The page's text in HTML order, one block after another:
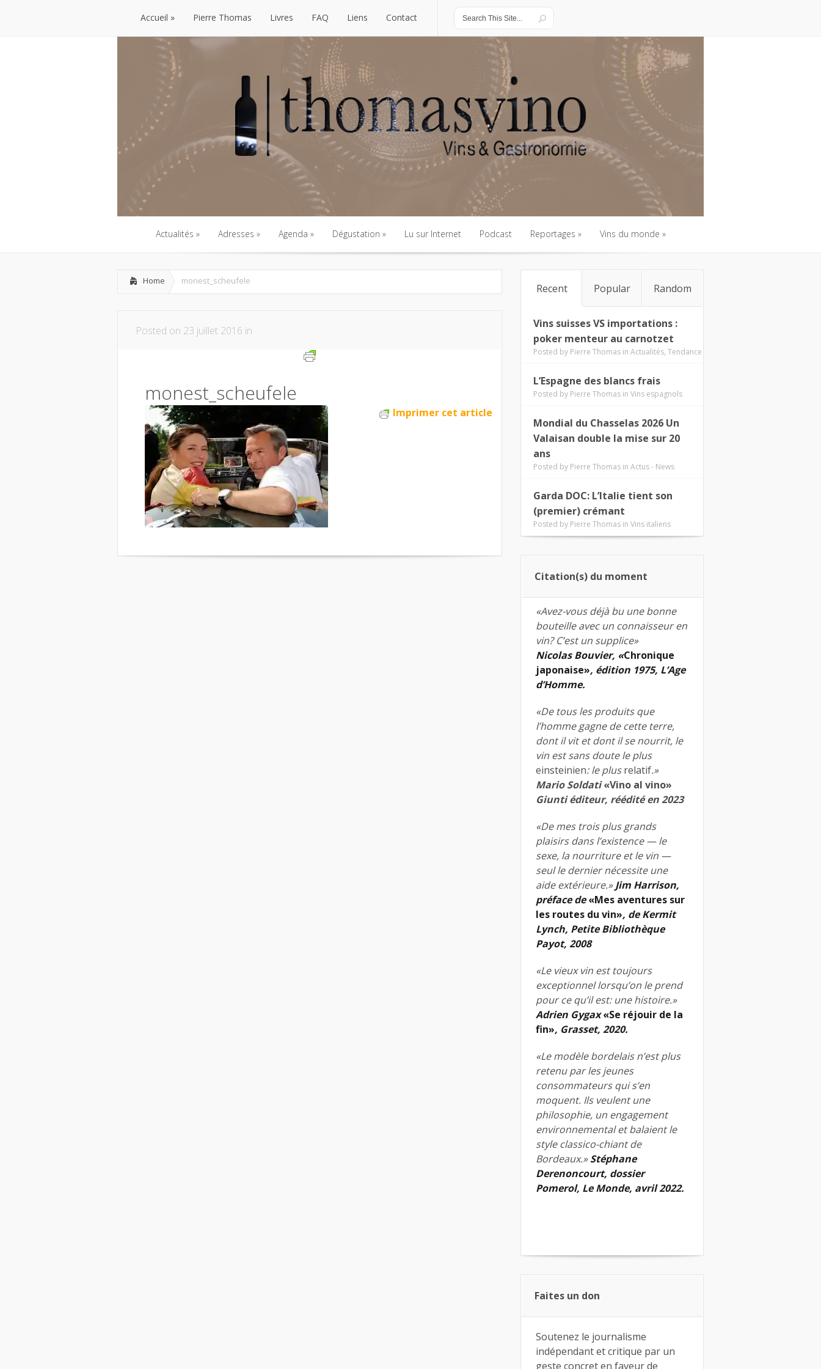
Accueil
Accueil
Pierre Thomas Livres FAQ Liens Contact
Actualités
Actualités
Adresses
Adresses
Agenda
Agenda
Dégustation
Dégustation
Lu sur Internet
Lu sur Internet
Podcast
Podcast
Reportages
Reportages
Vins du monde
Vins du monde
Home monest_scheufele
Posted on 23 juillet 2016 in
monest_scheufele
Imprimer cet article
Recent Popular Random
Vins suisses VS importations :
poker menteur au carnotzet
Posted by Pierre Thomas in Actualités, Tendance
L’Espagne des blancs frais
Posted by Pierre Thomas in Vins espagnols
Mondial du Chasselas 2026 Un
Valaisan double la mise sur 20
ans
Posted by Pierre Thomas in Actus - News
Garda DOC: L’Italie tient son
(premier) crémant
Posted by Pierre Thomas in Vins italiens
Citation(s) du moment
«Avez-vous déjà bu une bonne
bouteille avec un connaisseur en
vin? C’est un supplice»
Nicolas Bouvier, «Chronique
japonaise», édition 1975, L’Age
d’Homme.
«De tous les produits que
l’homme gagne de cette terre,
dont il vit et dont il se nourrit, le
vin est sans doute le plus
einsteinien: le plusrelatif.»
Mario Soldati«Vino al vino»
Giunti éditeur, réédité en 2023
«De mes trois plus grands
plaisirs dans l’existence — le
sexe, la nourriture et le vin —
seul le dernier nécessite une
aide extérieure.»Jim Harrison,
préface de«Mes aventures sur
les routes du vin», de Kermit
Lynch, Petite Bibliothèque
Payot, 2008
«Le vieux vin est toujours
exceptionnel lorsqu’on le prend
pour ce qu’il est: une histoire.»
Adrien Gygax«Se réjouir de la
fin», Grasset, 2020.
«Le modèle bordelais n’est plus
retenu par les jeunes
consommateurs qui s’en
moquent. Ils veulent une
philosophie, un engagement
environnemental et balaient le
style classico-chiant de
Bordeaux.»Stéphane
Derenoncourt, dossier
Pomerol, Le Monde, avril 2022.
Faites un don
Soutenez le journalisme
indépendant et critique par un
geste concret en faveur de